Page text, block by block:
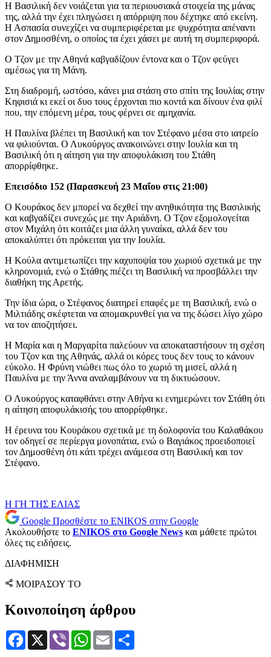
Η Βασιλική δεν νοιάζεται για τα περιουσιακά στοιχεία της μάνας
της, αλλά την έχει πληγώσει η απόρριψη που δέχτηκε από εκείνη.
Η Ασπασία συνεχίζει να συμπεριφέρεται με ψυχρότητα απέναντι
στον Δημοσθένη, ο οποίος τα έχει χάσει με αυτή τη συμπεριφορά.
Ο Τζον με την Αθηνά καβγαδίζουν έντονα και ο Τζον φεύγει
αμέσως για τη Μάνη.
Στη διαδρομή, ωστόσο, κάνει μια στάση στο σπίτι της Ιουλίας στην
Κηφισιά κι εκεί οι δυο τους έρχονται πιο κοντά και δίνουν ένα φιλί
που, την επόμενη μέρα, τους φέρνει σε αμηχανία.
Η Παυλίνα βλέπει τη Βασιλική και τον Στέφανο μέσα στο ιατρείο
να φιλιούνται. Ο Λυκούργος ανακοινώνει στην Ιουλία και τη
Βασιλική ότι η αίτηση για την αποφυλάκιση του Στάθη
απορρίφθηκε.
Επεισόδιο 152 (Παρασκευή 23 Μαΐου στις 21:00)
Ο Κουράκος δεν μπορεί να δεχθεί την ανηθικότητα της Βασιλικής
και καβγαδίζει συνεχώς με την Αριάδνη. Ο Τζον εξομολογείται
στον Μιχάλη ότι κοιτάζει μια άλλη γυναίκα, αλλά δεν του
αποκαλύπτει ότι πρόκειται για την Ιουλία.
Η Κούλα αντιμετωπίζει την καχυποψία του χωριού σχετικά με την
κληρονομιά, ενώ ο Στάθης πιέζει τη Βασιλική να προσβάλλει την
διαθήκη της Αρετής.
Την ίδια ώρα, ο Στέφανος διατηρεί επαφές με τη Βασιλική, ενώ ο
Μιλτιάδης σκέφτεται να απομακρυνθεί για να της δώσει λίγο χώρο
να τον αποζητήσει.
Η Μαρία και η Μαργαρίτα παλεύουν να αποκαταστήσουν τη σχέση
του Τζον και της Αθηνάς, αλλά οι κόρες τους δεν τους το κάνουν
εύκολο. Η Φρύνη νιώθει πως όλο το χωριό τη μισεί, αλλά η
Παυλίνα με την Άννα αναλαμβάνουν να τη δικτυώσουν.
Ο Λυκούργος καταφθάνει στην Αθήνα κι ενημερώνει τον Στάθη ότι
η αίτηση αποφυλάκισής του απορρίφθηκε.
Η έρευνα του Κουράκου σχετικά με τη δολοφονία του Καλαθάκου
τον οδηγεί σε περίεργα μονοπάτια, ενώ ο Βαγιάκος προειδοποιεί
τον Δημοσθένη ότι κάτι τρέχει ανάμεσα στη Βασιλική και τον
Στέφανο.
Η ΓΗ ΤΗΣ ΕΛΙΑΣ
Google Προσθέστε το ENIKOS στην Google
Ακολουθήστε το ENIKOS στο Google News και μάθετε πρώτοι
όλες τις ειδήσεις.
ΔΙΑΦΗΜΙΣΗ
ΜΟΙΡΑΣΟΥ ΤΟ
Κοινοποίηση άρθρου
Facebook
X Viber WhatsApp
Email